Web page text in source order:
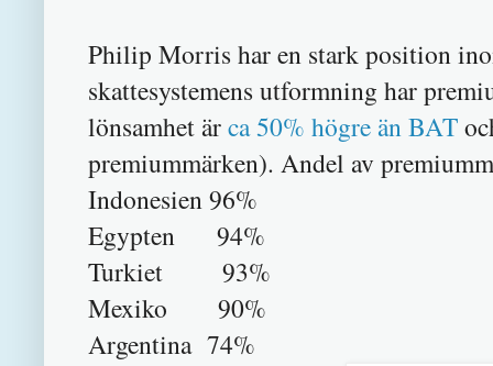
Philip Morris har en stark position
skattesystemens utformning har
lönsamhet ärca 50% högre än BAT
premiummärken). Andel av
Indonesien 96%
Egypten 94%
Turkiet 93%
Mexiko 90%
Argentina 74%